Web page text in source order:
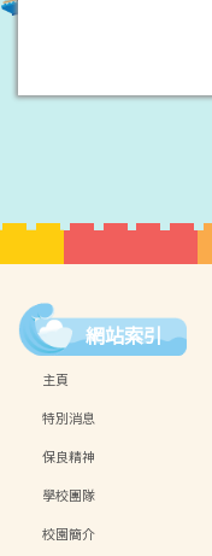
網站索引
主頁
特別消息
保良精神
學校團隊
校園簡介